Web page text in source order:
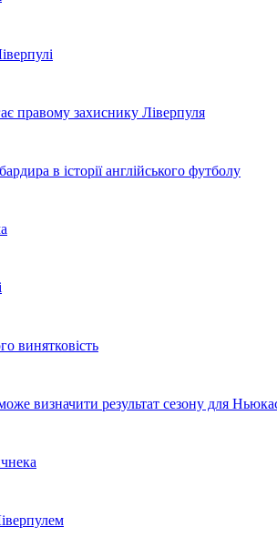
правому захиснику Ліверпуля
в історії англійського футболу
винятковість
визначити результат сезону для